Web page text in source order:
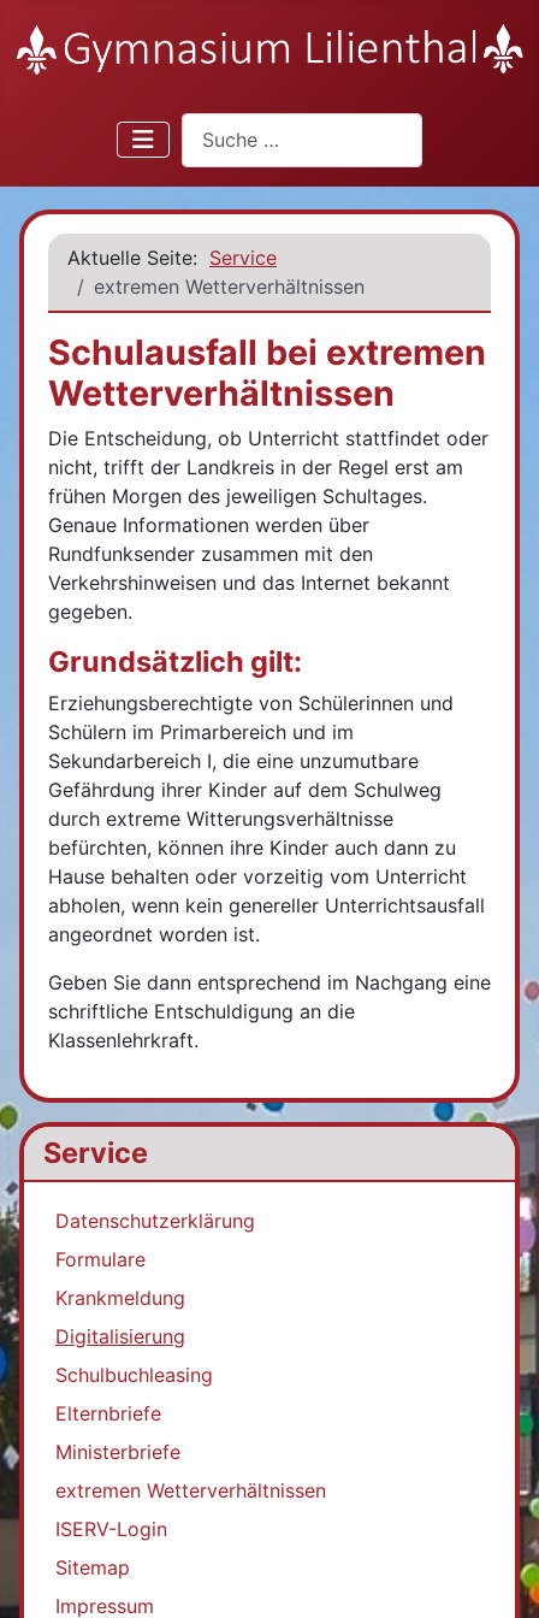
Suchen
Service
Datenschutzerklärung
Formulare
Krankmeldung
Digitalisierung
Schulbuchleasing
Elternbriefe
Ministerbriefe
extremen Wetterverhältnissen
ISERV-Login
Sitemap
Impressum
Aktuelle Seite: Service
extremen Wetterverhältnissen
Schulausfall bei extremen
Wetterverhältnissen
Die Entscheidung, ob Unterricht stattfindet oder
nicht, trifft der Landkreis in der Regel erst am
frühen Morgen des jeweiligen Schultages.
Genaue Informationen werden über
Rundfunksender zusammen mit den
Verkehrshinweisen und das Internet bekannt
gegeben.
Grundsätzlich gilt:
Erziehungsberechtigte von Schülerinnen und
Schülern im Primarbereich und im
Sekundarbereich I, die eine unzumutbare
Gefährdung ihrer Kinder auf dem Schulweg
durch extreme Witterungsverhältnisse
befürchten, können ihre Kinder auch dann zu
Hause behalten oder vorzeitig vom Unterricht
abholen, wenn kein genereller Unterrichtsausfall
angeordnet worden ist.
Geben Sie dann entsprechend im Nachgang eine
schriftliche Entschuldigung an die
Klassenlehrkraft.